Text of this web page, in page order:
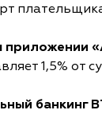
приложении
1,5% от
банкинг